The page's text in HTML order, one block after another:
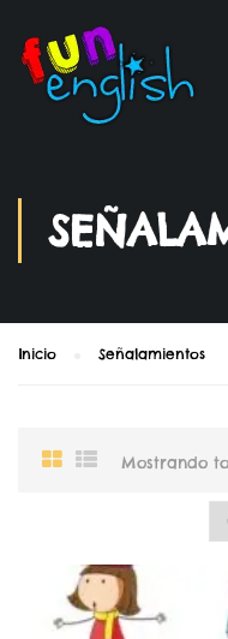
Inicio Señalamientos
Mostrando